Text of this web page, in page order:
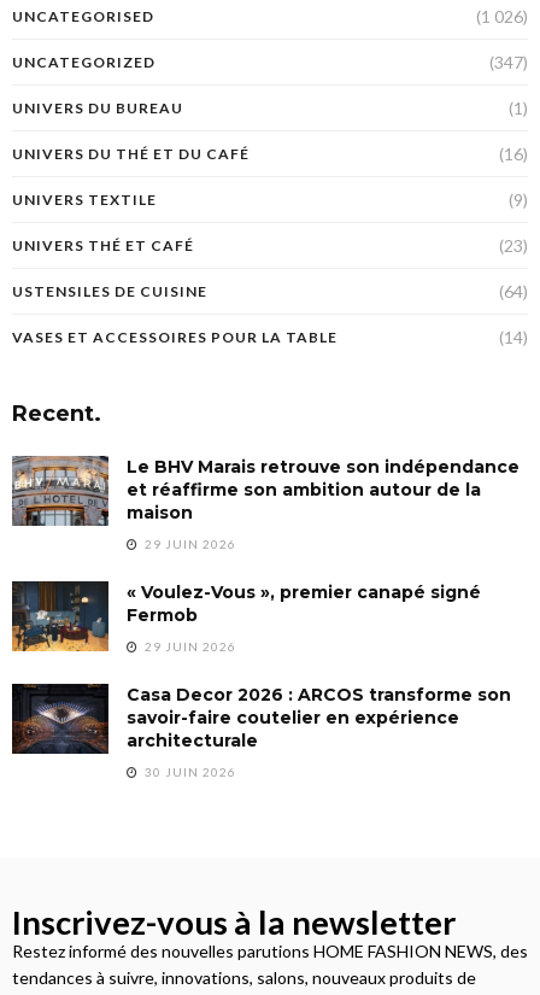
UNCATEGORISED (1 026)
UNCATEGORIZED (347)
UNIVERS DU BUREAU (1)
UNIVERS DU THÉ ET DU CAFÉ (16)
UNIVERS TEXTILE (9)
UNIVERS THÉ ET CAFÉ (23)
USTENSILES DE CUISINE (64)
VASES ET ACCESSOIRES POUR LA TABLE (14)
Recent.
Le BHV Marais retrouve son indépendance
et réaffirme son ambition autour de la
maison
29 JUIN 2026
« Voulez-Vous », premier canapé signé
Fermob
29 JUIN 2026
Casa Decor 2026 : ARCOS transforme son
savoir-faire coutelier en expérience
architecturale
30 JUIN 2026
Inscrivez-vous à la newsletter
Restez informé des nouvelles parutions HOME FASHION NEWS, des
tendances à suivre, innovations, salons, nouveaux produits de